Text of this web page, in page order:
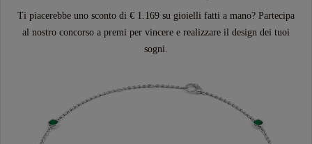
Ti piacerebbe uno sconto di € 1.169 su gioielli fatti a mano? Partecipa
al nostro concorso a premi per vincere e realizzare il design dei tuoi
sogni.